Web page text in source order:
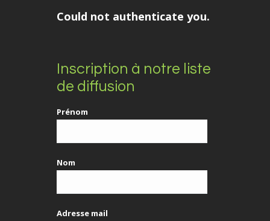
Could not authenticate you.
Inscription à notre liste
de diffusion
Prénom
Nom
Adresse mail